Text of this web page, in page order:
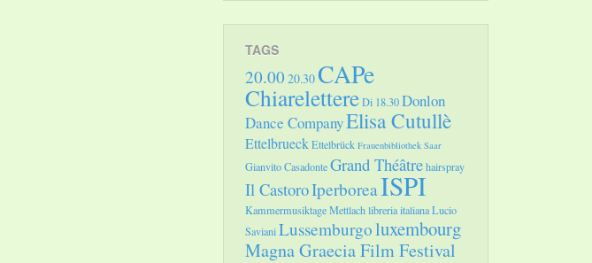
TAGS
20.00 20.30CAPe
ChiarelettereDi 18.30Donlon
Dance CompanyElisa Cutullè
EttelbrueckEttelbrück Frauenbibliothek Saar
Gianvito CasadonteGrand Théâtrehairspray
Il CastoroIperboreaISPI
Kammermusiktage Mettlachlibreria italianaLucio
SavianiLussemburgoluxembourg
Magna Graecia Film Festival